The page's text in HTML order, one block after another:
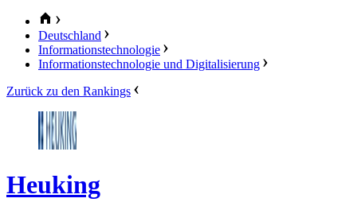
Deutschland
Informationstechnologie
Informationstechnologie und Digitalisierung
Zurück zu den Rankings
Heuking